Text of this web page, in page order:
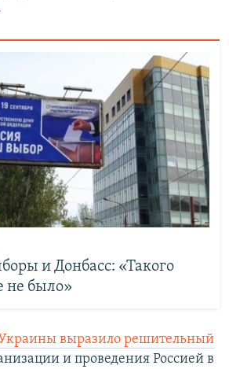
и Донбасс: «Такого
не было»
выразило решительный
и проведения Россией в